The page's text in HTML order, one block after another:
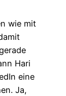
wie mit
Hari
eine
Ja,